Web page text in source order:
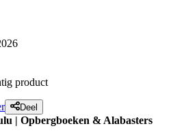
product
Deel
| Opbergboeken & Alabasters